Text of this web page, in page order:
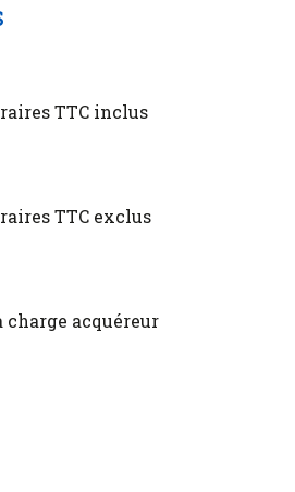
TTC inclus
TTC exclus
charge acquéreur